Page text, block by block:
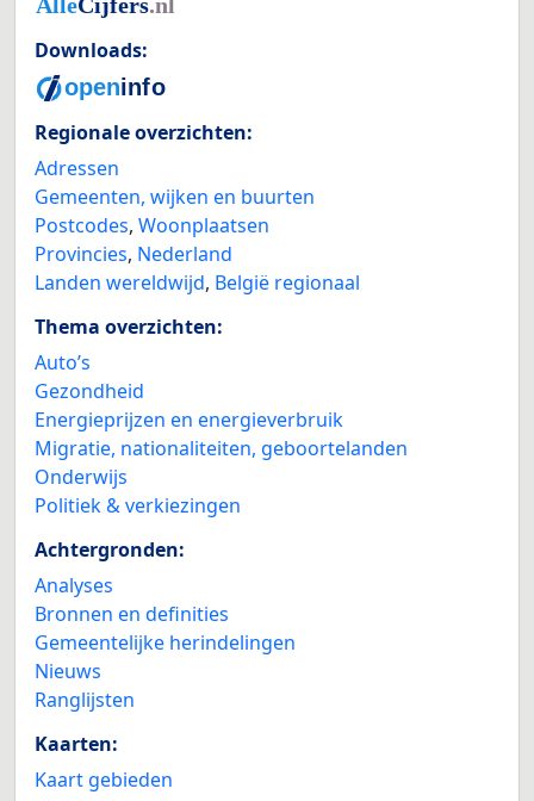
Downloads:
Regionale overzichten:
Adressen
Gemeenten, wijken en buurten
Postcodes, Woonplaatsen
Provincies, Nederland
Landen wereldwijd, België regionaal
Thema overzichten:
Auto’s
Gezondheid
Energieprijzen en energieverbruik
Migratie, nationaliteiten, geboortelanden
Onderwijs
Politiek & verkiezingen
Achtergronden:
Analyses
Bronnen en definities
Gemeentelijke herindelingen
Nieuws
Ranglijsten
Kaarten:
Kaart gebieden